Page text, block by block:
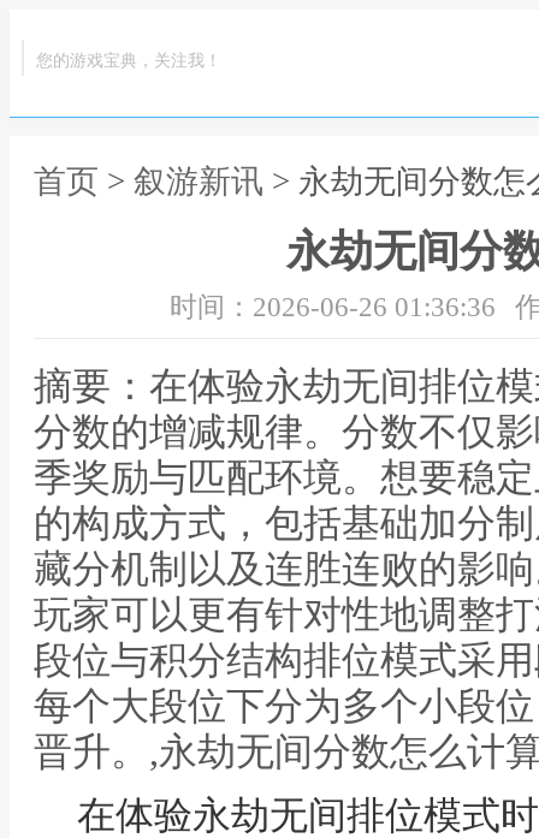
您的游戏宝典，关注我！
首页 > 叙游新讯 > 永劫无间分数怎
永劫无间分
时间：2026-06-26 01:36:36
摘要：在体验永劫无间排位
分数的增减规律。分数不仅
季奖励与匹配环境。想要稳
的构成方式，包括基础加分
藏分机制以及连胜连败的影
玩家可以更有针对性地调整
段位与积分结构排位模式采
每个大段位下分为多个小段
晋升。,永劫无间分数怎么计
在体验永劫无间排位模式